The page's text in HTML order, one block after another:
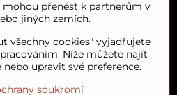
mohou přenést k partnerům v
jiných zemích.
všechny cookies" vyjadřujete
Níže můžete najít
upravit své preference.
soukromí